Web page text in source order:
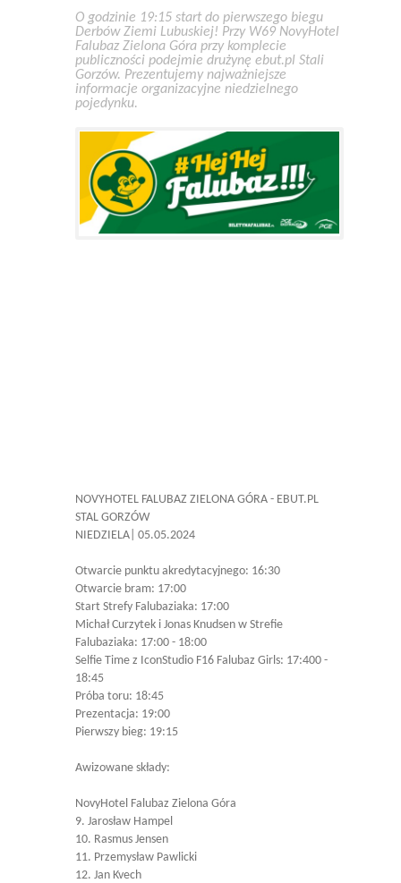
O godzinie 19:15 start do pierwszego biegu
Derbów Ziemi Lubuskiej! Przy W69 NovyHotel
Falubaz Zielona Góra przy komplecie
publiczności podejmie drużynę ebut.pl Stali
Gorzów. Prezentujemy najważniejsze
informacje organizacyjne niedzielnego
pojedynku.
NOVYHOTEL FALUBAZ ZIELONA GÓRA - EBUT.PL
STAL GORZÓW
NIEDZIELA| 05.05.2024
Otwarcie punktu akredytacyjnego: 16:30
Otwarcie bram: 17:00
Start Strefy Falubaziaka: 17:00
Michał Curzytek i Jonas Knudsen w Strefie
Falubaziaka: 17:00 - 18:00
Selfie Time z IconStudio F16 Falubaz Girls: 17:400 -
18:45
Próba toru: 18:45
Prezentacja: 19:00
Pierwszy bieg: 19:15
Awizowane składy:
NovyHotel Falubaz Zielona Góra
9. Jarosław Hampel
10. Rasmus Jensen
11. Przemysław Pawlicki
12. Jan Kvech